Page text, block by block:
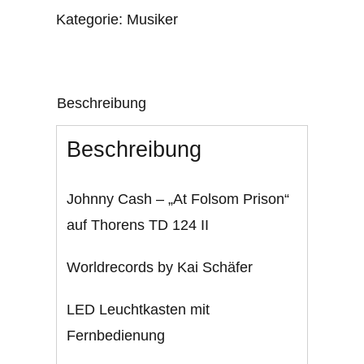
Folsom
Worldrecords
Menge
Kategorie: Musiker
Beschreibung
Beschreibung
Johnny Cash – „At Folsom Prison“
auf Thorens TD 124 II
Worldrecords by Kai Schäfer
LED Leuchtkasten mit
Fernbedienung